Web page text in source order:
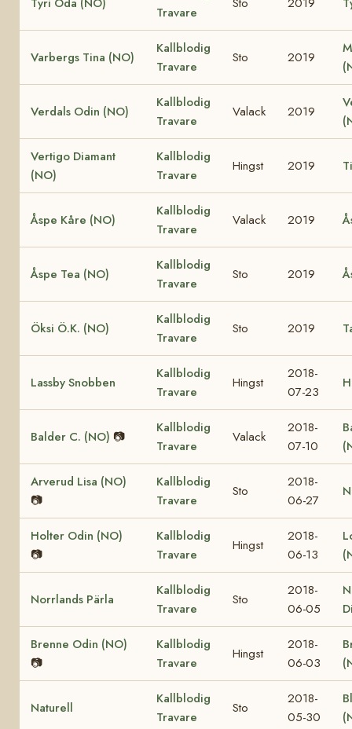
Travare
Varbergs Tina (NO)
Kallblodig
Travare
Sto 2019
Verdals Odin (NO)
Kallblodig
Travare
Valack 2019
Vertigo Diamant
(NO)
Kallblodig
Travare
Hingst 2019
Åspe Kåre (NO)
Kallblodig
Travare
Valack 2019
Åspe Tea (NO)
Kallblodig
Travare
Sto 2019
Öksi Ö.K. (NO)
Kallblodig
Travare
Sto 2019
Lassby Snobben
Kallblodig
Travare
Hingst
2018-
07-23
Balder C. (NO) 📷
Kallblodig
Travare
Valack
2018-
07-10
Arverud Lisa (NO)
📷
Kallblodig
Travare
Sto
2018-
06-27
Holter Odin (NO)
📷
Kallblodig
Travare
Hingst
2018-
06-13
Norrlands Pärla
Kallblodig
Travare
Sto
2018-
06-05
Brenne Odin (NO)
📷
Kallblodig
Travare
Hingst
2018-
06-03
Naturell
Kallblodig
Travare
Sto
2018-
05-30